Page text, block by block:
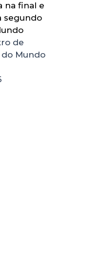
na final e
segundo
de
Mundo